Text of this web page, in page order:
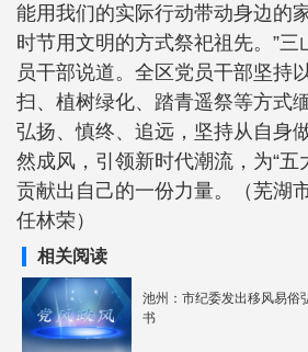
能用我们的实际行动带动身边的
时节用文明的方式祭祀祖先。”三
员干部说道。全区党员干部坚持
扫、植树绿化、踏青遥祭等方式
弘扬、慎终、追远，坚持从自身
然成风，引领新时代潮流，为“五
贡献出自己的一份力量。（芜湖
任林荣）
相关阅读
池州：市纪委发出移风易俗
书